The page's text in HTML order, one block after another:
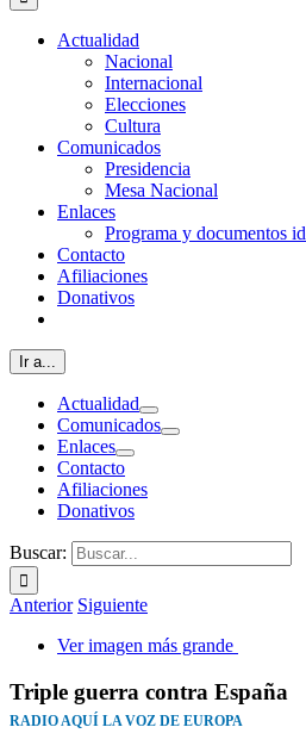
Actualidad
Nacional
Internacional
Elecciones
Cultura
Comunicados
Presidencia
Mesa Nacional
Enlaces
Programa y documentos
Contacto
Afiliaciones
Donativos
Ir a...
Actualidad
Comunicados
Enlaces
Contacto
Afiliaciones
Donativos
Buscar:
Anterior Siguiente
Ver imagen más grande
Triple guerra contra España
RADIO AQUÍ LA VOZ DE EUROPA